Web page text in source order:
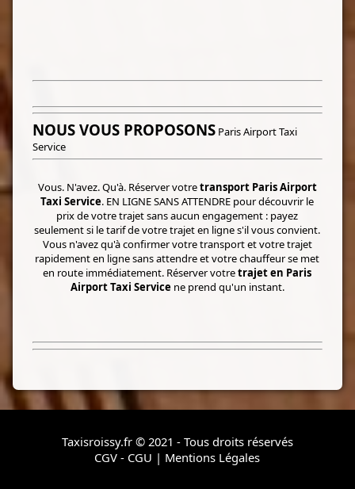
NOUS VOUS PROPOSONS Paris Airport Taxi
Service
Vous. N'avez. Qu'à. Réserver votretransport Paris Airport
Taxi Service. EN LIGNE SANS ATTENDRE pour découvrir le
prix de votre trajet sans aucun engagement : payez
seulement si le tarif de votre trajet en ligne s'il vous convient.
Vous n'avez qu'à confirmer votre transport et votre trajet
rapidement en ligne sans attendre et votre chauffeur se met
en route immédiatement. Réserver votretrajet en Paris
Airport Taxi Servicene prend qu'un instant.
Taxisroissy.fr © 2021 - Tous droits réservés
CGV - CGU | Mentions Légales